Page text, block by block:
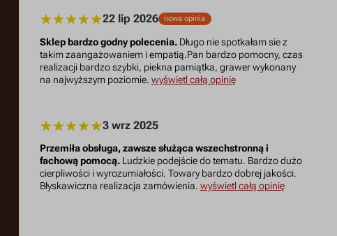
22 lip 2026 nowa opinia
Sklep bardzo godny polecenia.Długo nie spotkałam sie z
takim zaangażowaniem i empatią.Pan bardzo pomocny, czas
realizacji bardzo szybki, piekna pamiątka, grawer wykonany
na najwyższym poziomie. wyświetl całą opinię
3 wrz 2025
Przemiła obsługa, zawsze służąca wszechstronną i
fachową pomocą.Ludzkie podejście do tematu. Bardzo dużo
cierpliwości i wyrozumiałości. Towary bardzo dobrej jakości.
Błyskawiczna realizacja zamówienia. wyświetl całą opinię